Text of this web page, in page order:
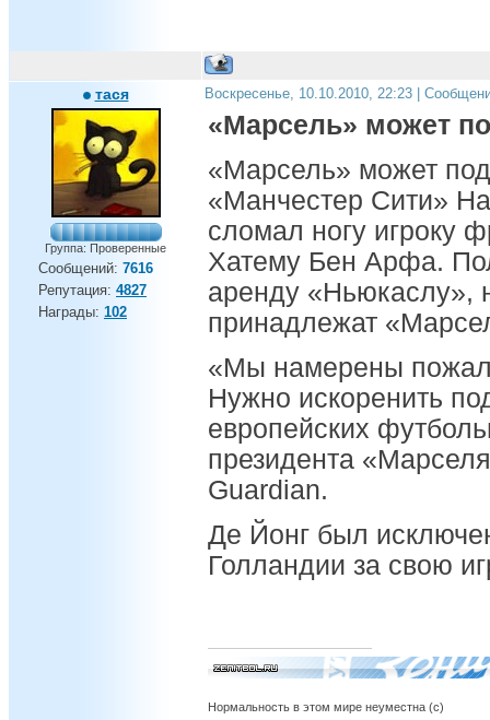
тася
Группа: Проверенные
Сообщений: 7616
Репутация: 4827
Награды: 102
Воскресенье, 10.10.2010, 22:23 |
«Марсель» может
«Марсель» может
«Манчестер Сити»
сломал ногу игроку
Хатему Бен Арфа.
аренду «Ньюкаслу»,
принадлежат
«Мы намерены
Нужно искоренить
европейских
президента
Guardian.
Де Йонг был
Голландии за свою
Нормальность в этом мире неуместна (с)